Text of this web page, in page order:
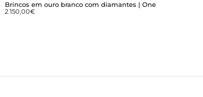
Brincos em ouro branco com diamantes | One
2.150,00€